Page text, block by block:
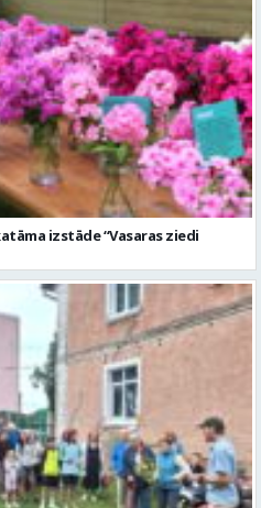
izstāde “Vasaras ziedi